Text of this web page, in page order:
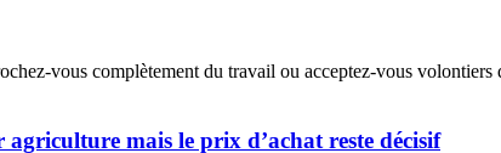
vous complètement du travail ou acceptez-vous
agriculture mais le prix d’achat reste décisif